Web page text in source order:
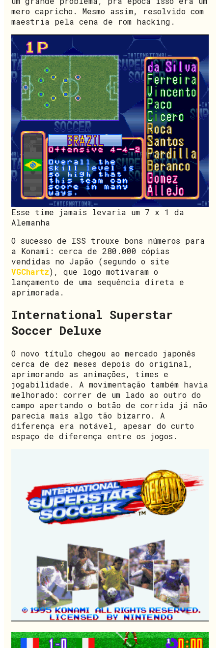
mero capricho. Mesmo assim, resolvido com
maestria pela cena de rom hacking.
Esse time jamais levaria um 7 x 1 da
Alemanha
O sucesso de ISS trouxe bons números para
a Konami: cerca de 280.000 cópias
vendidas no Japão (segundo o site
VGChartz), que logo motivaram o
lançamento de uma sequência direta e
aprimorada.
International Superstar
Soccer Deluxe
O novo título chegou ao mercado japonês
cerca de dez meses depois do original,
aprimorando as animações, times e
jogabilidade. A movimentação também havia
melhorado: correr de um lado ao outro do
campo apertando o botão de corrida já não
parecia mais algo tão bizarro. A
diferença era notável, apesar do curto
espaço de diferença entre os jogos.